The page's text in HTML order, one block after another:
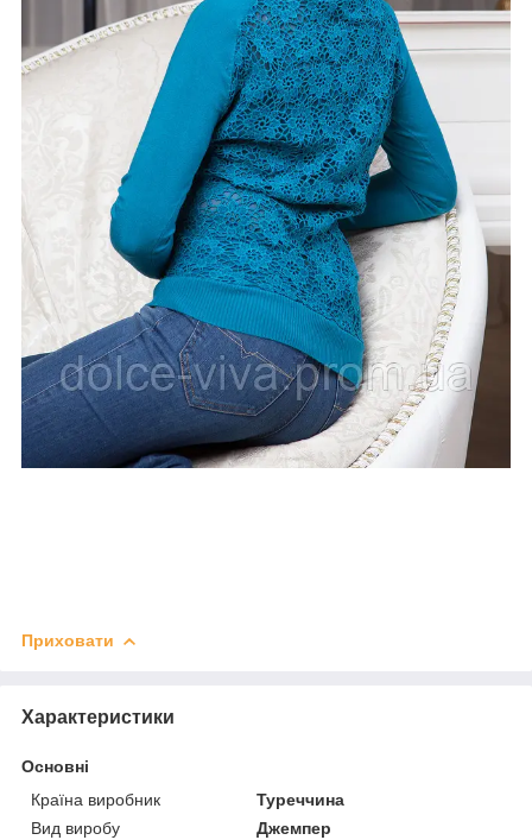
Приховати
Характеристики
Основні
Країна виробник
Туреччина
Вид виробу
Джемпер